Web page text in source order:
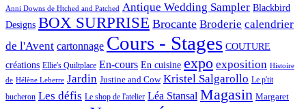
Anni Downs de Htched and Patched Antique Wedding Sampler Blackbird
Designs BOX SURPRISE Brocante Broderie calendrier
de l'Avent cartonnage Cours - Stages COUTURE
créations Ellie's Quiltplace En-cours En cuisine expo exposition Histoire
de Hélène Leberre Jardin Justine and Cow Kristel Salgarollo Le p'tit
bucheron Les défis Le shop de l'atelier Léa Stansal Magasin Margaret